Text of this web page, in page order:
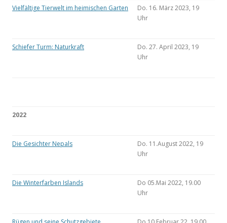
Vielfältige Tierwelt im heimischen Garten
Do. 16. März 2023, 19
Uhr
Schiefer Turm: Naturkraft
Do. 27. April 2023, 19
Uhr
2022
Die Gesichter Nepals
Do. 11.August 2022, 19
Uhr
Die Winterfarben Islands
Do 05.Mai 2022, 19.00
Uhr